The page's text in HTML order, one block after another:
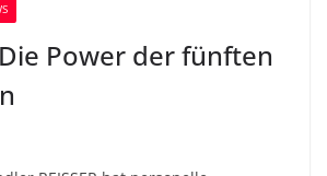
Die Power der fünften